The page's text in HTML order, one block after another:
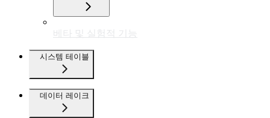
베타 및 실험적 기능
시스템 테이블
데이터 레이크